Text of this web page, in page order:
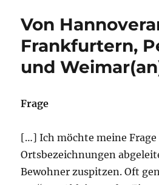
Von
Frankfurtern,
und
Frage
[…] Ich möchte meine Frage
Ortsbezeichnungen
Bewohner zuspitzen. Oft